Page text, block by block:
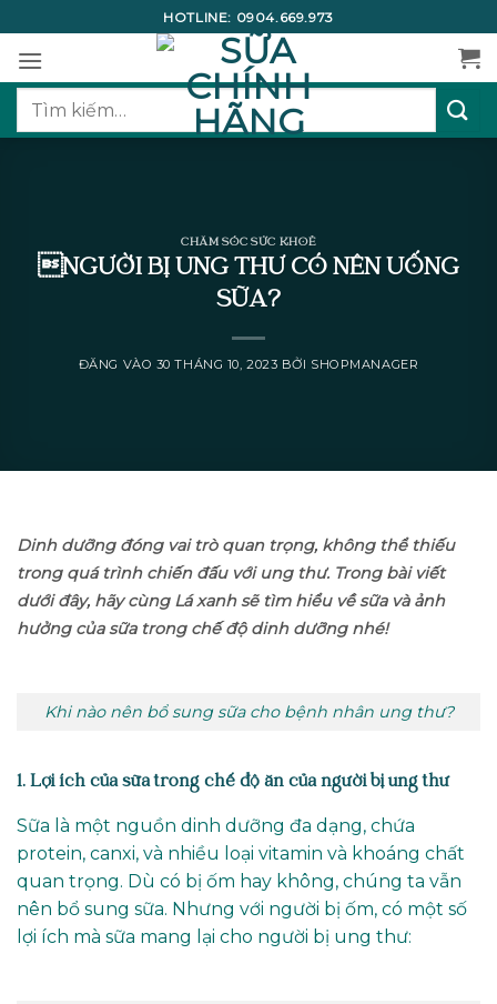
qua
nội
dung
HOTLINE: 0904.669.973
Tìm
CHĂM SÓC SỨC KHOẺ
NGƯỜI BỊ UNG THƯ CÓ NÊN UỐNG
SỮA?
ĐĂNG VÀO 30 THÁNG 10, 2023 BỞI SHOPMANAGER
Dinh dưỡng đóng vai trò quan trọng, không thể thiếu
trong quá trình chiến đấu với ung thư. Trong bài viết
dưới đây, hãy cùng Lá xanh sẽ tìm hiểu về sữa và ảnh
hưởng của sữa trong chế độ dinh dưỡng nhé!
Khi nào nên bổ sung sữa cho bệnh nhân ung thư?
1. Lợi ích của sữa trong chế độ ăn của người bị ung thư
Sữa là một nguồn dinh dưỡng đa dạng, chứa
protein, canxi, và nhiều loại vitamin và khoáng chất
quan trọng. Dù có bị ốm hay không, chúng ta vẫn
nên bổ sung sữa. Nhưng với người bị ốm, có một số
lợi ích mà sữa mang lại cho người bị ung thư: